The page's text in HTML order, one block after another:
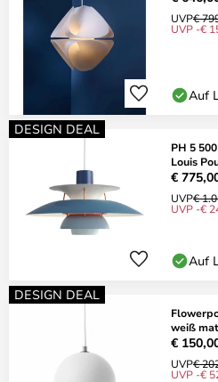
UVP€
UVP -€
Auf
DESIGN DEAL
PH 5
Louis
€
UVP€
UVP -€
Auf
DESIGN DEAL
weiß
€
UVP€
UVP -€